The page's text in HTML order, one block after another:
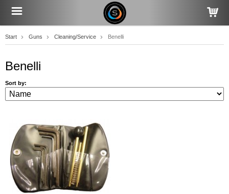
Start Guns Cleaning/Service Benelli
Benelli
Sort by: